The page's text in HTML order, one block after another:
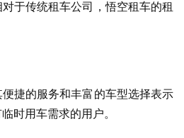
传统租车公司，悟空租车的租
的服务和丰富的车型选择表示
时用车需求的用户。